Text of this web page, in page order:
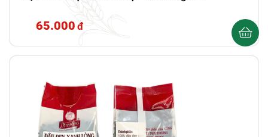
hóa học và không biến đổi gen.
- Hạn sử dụng: 12 tháng kể từ ngày sản xuất
Đậu lăng đỏ là một loại thực phẩm rất tốt cho sức khỏe
nên rất thích hợp cho những người theo đuổi lối sống lành
mạnh. Để đặt sản phẩm đậu lăng đỏ với mức chiết khấu
65.000 đ